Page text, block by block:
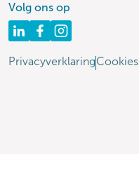
Volg ons op
PrivacyverklaringCookies